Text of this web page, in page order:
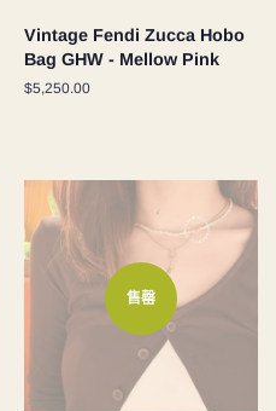
Vintage Fendi Zucca Hobo
Bag GHW - Mellow Pink
定
$5,250.00
售罄